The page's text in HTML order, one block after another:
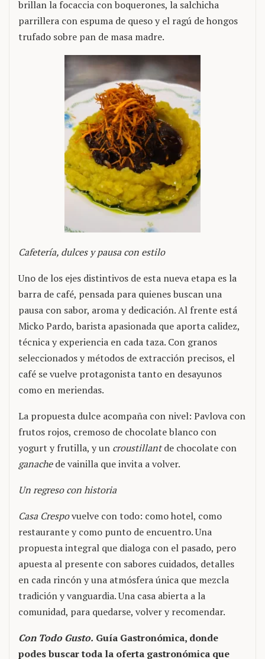
brillan la focaccia con boquerones, la salchicha
parrillera con espuma de queso y el ragú de hongos
trufado sobre pan de masa madre.
Cafetería, dulces y pausa con estilo
Uno de los ejes distintivos de esta nueva etapa es la
barra de café, pensada para quienes buscan una
pausa con sabor, aroma y dedicación. Al frente está
Micko Pardo, barista apasionada que aporta calidez,
técnica y experiencia en cada taza. Con granos
seleccionados y métodos de extracción precisos, el
café se vuelve protagonista tanto en desayunos
como en meriendas.
La propuesta dulce acompaña con nivel: Pavlova con
frutos rojos, cremoso de chocolate blanco con
yogurt y frutilla, y un croustillantde chocolate con
ganachede vainilla que invita a volver.
Un regreso con historia
Casa Crespovuelve con todo: como hotel, como
restaurante y como punto de encuentro. Una
propuesta integral que dialoga con el pasado, pero
apuesta al presente con sabores cuidados, detalles
en cada rincón y una atmósfera única que mezcla
tradición y vanguardia. Una casa abierta a la
comunidad, para quedarse, volver y recomendar.
Con Todo Gusto. Guía Gastronómica, donde
podes buscar toda la oferta gastronómica que